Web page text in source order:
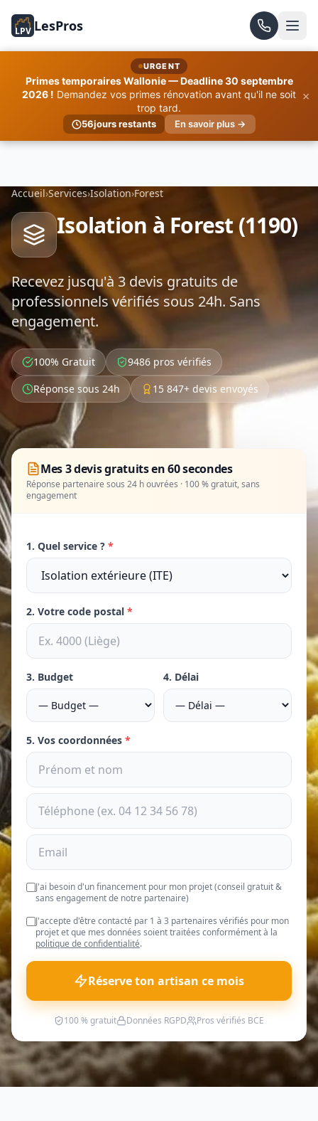
LPV LesPros
URGENT
Primes temporaires Wallonie — Deadline 30 septembre
2026 ! Demandez vos primes rénovation avant qu'il ne soit
trop tard.
56jours restants En savoir plus →
×
Accueil›Services›Isolation›Forest
Isolation à Forest (1190)
Recevez jusqu'à 3 devis gratuits de
professionnels vérifiés sous 24h. Sans
engagement.
100% Gratuit
9486 pros vérifiés
Réponse sous 24h
15 847+ devis envoyés
Mes 3 devis gratuits en 60 secondes
Réponse partenaire sous 24 h ouvrées · 100 % gratuit, sans
engagement
1. Quel service ? *
2. Votre code postal *
3. Budget 4. Délai
5. Vos coordonnées *
J'ai besoin d'un financement pour mon projet (conseil gratuit &
sans engagement de notre partenaire)
J'accepte d'être contacté par 1 à 3 partenaires vérifiés pour mon
projet et que mes données soient traitées conformément à la
politique de confidentialité.
Réserve ton artisan ce mois
100 % gratuit Données RGPD Pros vérifiés BCE